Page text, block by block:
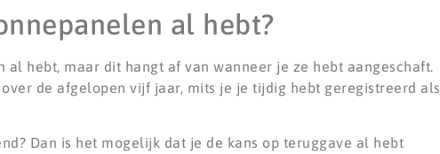
al hebt?
hebt, maar dit hangt af van wanneer je ze hebt aangeschaft.
de afgelopen vijf jaar, mits je je tijdig hebt geregistreerd als
Dan is het mogelijk dat je de kans op teruggave al hebt